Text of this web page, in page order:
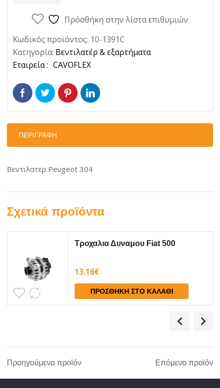
Πρόσθήκη στην λίστα επιθυμιών
Κωδικός προϊόντος: 10-1391C
Κατηγορία: Βεντιλατέρ & εξαρτήματα
Ετικέτα:
CAVOFLEX
ΠΕΡΙΓΡΑΦΉ
Βεντιλατερ Peugeot 304
Σχετικά προϊόντα
Τροχαλια Δυναμου Fiat 500
13.16€
ΠΡΟΣΘΉΚΗ ΣΤΟ ΚΑΛΆΘΙ
Προηγούμενο προϊόν Επόμενο προϊόν